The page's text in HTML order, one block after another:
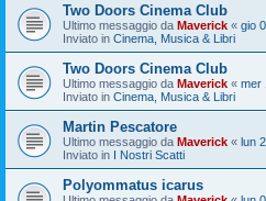
Two Doors Cinema Club
Ultimo messaggio da Maverick « gio
Inviato in Cinema, Musica & Libri
Two Doors Cinema Club
Ultimo messaggio da Maverick « mer
Inviato in Cinema, Musica & Libri
Martin Pescatore
Ultimo messaggio da Maverick « lun
Inviato in I Nostri Scatti
Polyommatus icarus